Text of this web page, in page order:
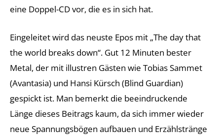
eine Doppel-CD vor, die es in sich hat.
Eingeleitet wird das neuste Epos mit „The day that
the world breaks down“. Gut 12 Minuten bester
Metal, der mit illustren Gästen wie Tobias Sammet
(Avantasia) und Hansi Kürsch (Blind Guardian)
gespickt ist. Man bemerkt die beeindruckende
Länge dieses Beitrags kaum, da sich immer wieder
neue Spannungsbögen aufbauen und Erzählstränge